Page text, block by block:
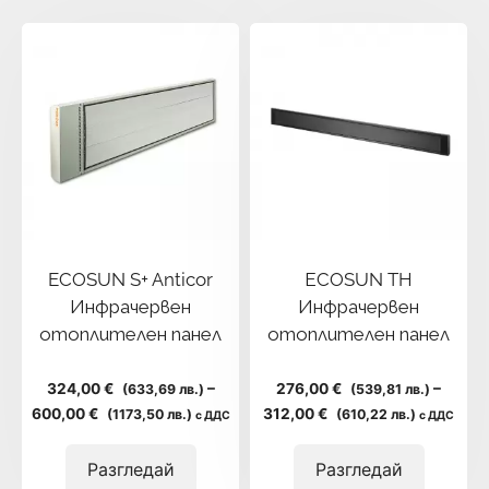
ECOSUN S+ Anticor
Инфрачервен
отоплителен панел
324,00 € (633,69 лв.) –
600,00 €
(1173,50 лв.)Price
с ДДС
Разгледай
ЕCOSUN TH
Инфрачервен
отоплителен панел
276,00 € (539,81 лв.) –
312,00 € (610,22 лв.) Price
с ДДС
Разгледай